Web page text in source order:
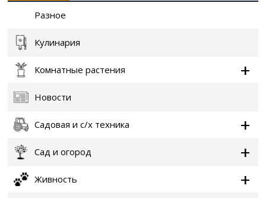
Разное
Кулинария
Комнатные растения
Новости
Садовая и с/х техника
Сад и огород
Живность